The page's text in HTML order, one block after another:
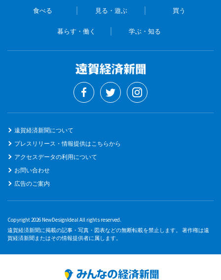
食べる 見る・遊ぶ 買う
暮らす・働く 学ぶ・知る
遠賀経済新聞について
プレスリリース・情報提供はこちらから
アクセスデータの利用について
お問い合わせ
広告のご案内
Copyright 2026 NewDesignIdeal All rights reserved.
遠賀経済新聞に掲載の記事・写真・図表などの無断転載を禁止します。 著作権は遠
賀経済新聞またはその情報提供者に属します。